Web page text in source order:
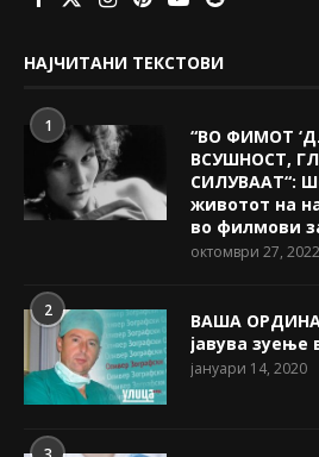
НАЈЧИТАНИ ТЕКСТОВИ
1
“ВО ФИМОТ
ВСУШНОСТ,
СИЛУВААТ“:
животот на
во филмови
октомври 27, 2022
2
ВАША
јавува зуење
јануари 14, 2020